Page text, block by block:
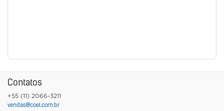
Contatos
+55 (11) 2066-3211
vendas@coel.com.br